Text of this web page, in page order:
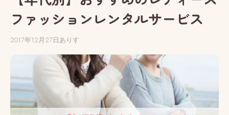
ファッションレンタルサービス
2017年12月27日ありす